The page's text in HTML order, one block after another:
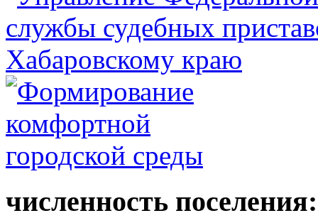
численность поселения: